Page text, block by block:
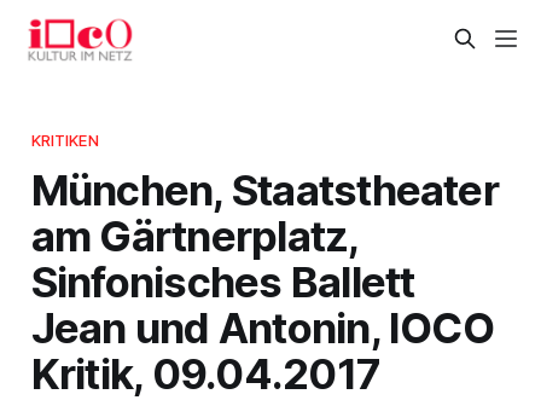
KRITIKEN
München, Staatstheater
am Gärtnerplatz,
Sinfonisches Ballett
Jean und Antonin, IOCO
Kritik, 09.04.2017